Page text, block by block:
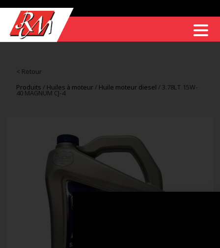
< Retour
Produits / Huiles à moteur/ Huile moteur diesel / 3.78LT 15W-
40 MAGNUM CJ-4